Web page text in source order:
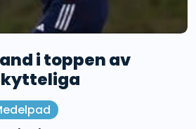
i toppen av